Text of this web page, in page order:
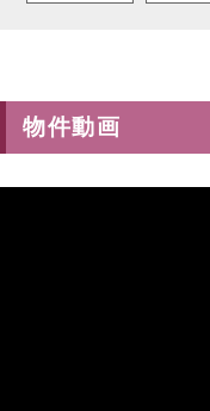
物件動画